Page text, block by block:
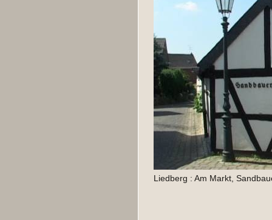
Liedberg : Am Markt,